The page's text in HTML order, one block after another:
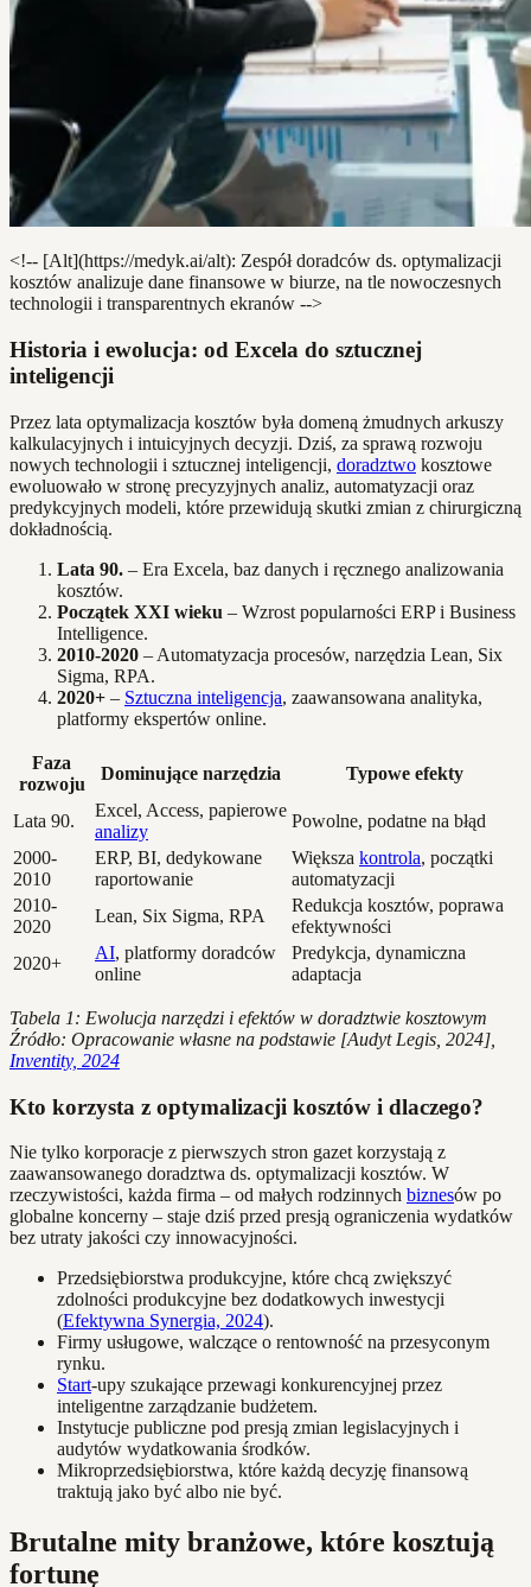
<!-- [Alt](https://medyk.ai/alt): Zespół doradców ds. optymalizacji
kosztów analizuje dane finansowe w biurze, na tle nowoczesnych
technologii i transparentnych ekranów -->
Historia i ewolucja: od Excela do sztucznej
inteligencji
Przez lata optymalizacja kosztów była domeną żmudnych arkuszy
kalkulacyjnych i intuicyjnych decyzji. Dziś, za sprawą rozwoju
nowych technologii i sztucznej inteligencji, doradztwo kosztowe
ewoluowało w stronę precyzyjnych analiz, automatyzacji oraz
predykcyjnych modeli, które przewidują skutki zmian z chirurgiczną
dokładnością.
Lata 90. – Era Excela, baz danych i ręcznego analizowania
kosztów.
Początek XXI wieku – Wzrost popularności ERP i Business
Intelligence.
2010-2020 – Automatyzacja procesów, narzędzia Lean, Six
Sigma, RPA.
2020+ – Sztuczna inteligencja, zaawansowana analityka,
platformy ekspertów online.
Faza
rozwoju
Dominujące narzędzia Typowe efekty
Lata 90.
Excel, Access, papierowe
analizy
Powolne, podatne na błąd
2000-
2010
ERP, BI, dedykowane
raportowanie
Większa kontrola, początki
automatyzacji
2010-
2020
Lean, Six Sigma, RPA
Redukcja kosztów, poprawa
efektywności
2020+
AI, platformy doradców
online
Predykcja, dynamiczna
adaptacja
Tabela 1: Ewolucja narzędzi i efektów w doradztwie kosztowym
Źródło: Opracowanie własne na podstawie [Audyt Legis, 2024],
Inventity, 2024
Kto korzysta z optymalizacji kosztów i dlaczego?
Nie tylko korporacje z pierwszych stron gazet korzystają z
zaawansowanego doradztwa ds. optymalizacji kosztów. W
rzeczywistości, każda firma – od małych rodzinnych biznesów po
globalne koncerny – staje dziś przed presją ograniczenia wydatków
bez utraty jakości czy innowacyjności.
Przedsiębiorstwa produkcyjne, które chcą zwiększyć
zdolności produkcyjne bez dodatkowych inwestycji
(Efektywna Synergia, 2024).
Firmy usługowe, walczące o rentowność na przesyconym
rynku.
Start-upy szukające przewagi konkurencyjnej przez
inteligentne zarządzanie budżetem.
Instytucje publiczne pod presją zmian legislacyjnych i
audytów wydatkowania środków.
Mikroprzedsiębiorstwa, które każdą decyzję finansową
traktują jako być albo nie być.
Brutalne mity branżowe, które kosztują
fortunę